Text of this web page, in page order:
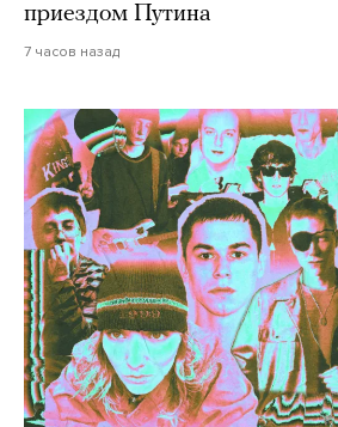
приездом Путина
7 часов назад